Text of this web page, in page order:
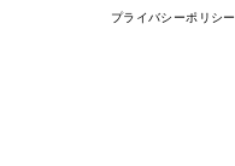
プライバシーポリシー